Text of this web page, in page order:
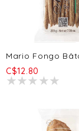
C$12.80